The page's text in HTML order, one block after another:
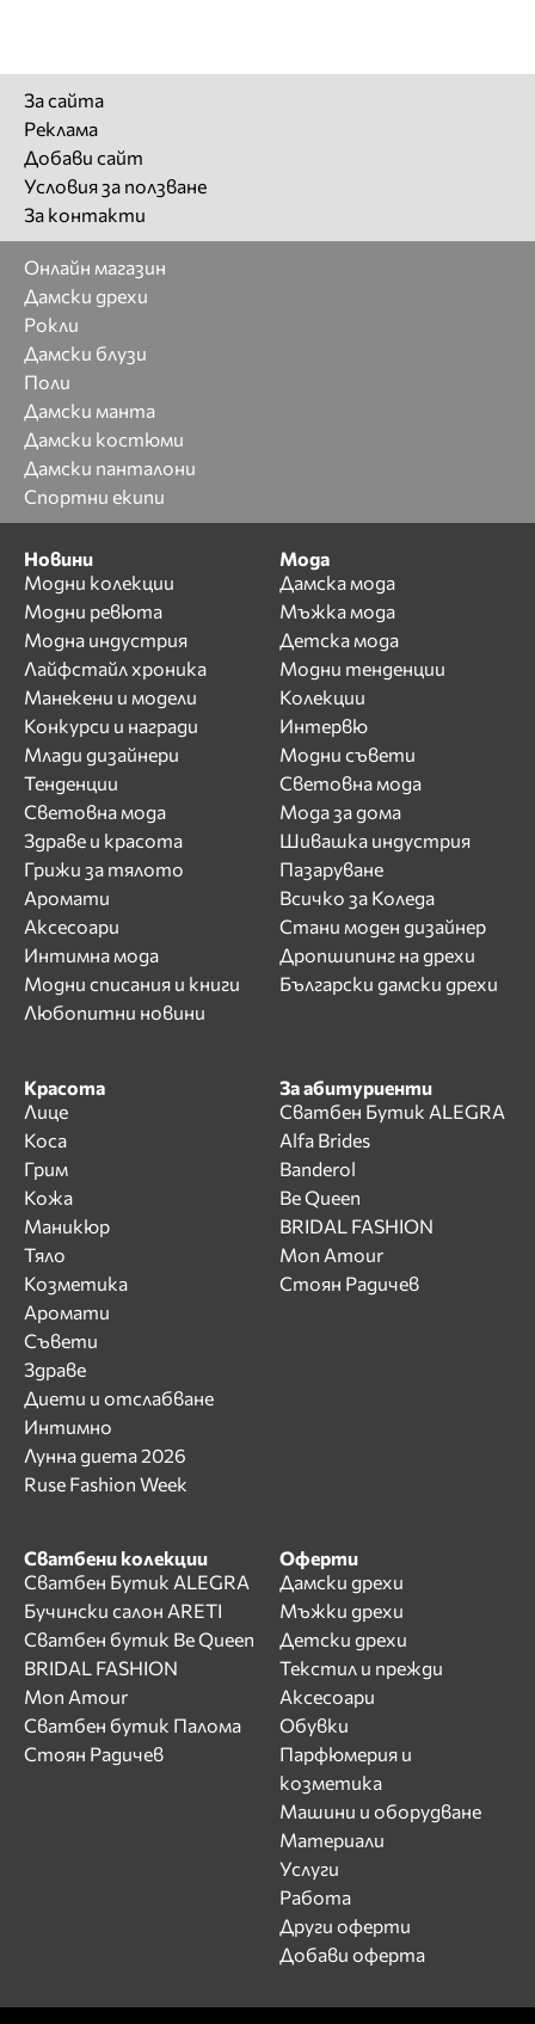
За сайта
Реклама
Добави сайт
Условия за ползване
За контакти
Онлайн магазин
Дамски дрехи
Рокли
Дамски блузи
Поли
Дамски манта
Дамски костюми
Дамски панталони
Спортни екипи
Новини
Модни колекции
Модни ревюта
Модна индустрия
Лайфстайл хроника
Манекени и модели
Конкурси и награди
Млади дизайнери
Тенденции
Световна мода
Здраве и красота
Грижи за тялото
Аромати
Аксесоари
Интимна мода
Модни списания и книги
Любопитни новини
Мода
Дамска мода
Мъжка мода
Детска мода
Модни тенденции
Колекции
Интервю
Модни съвети
Световна мода
Мода за дома
Шивашка индустрия
Пазаруване
Всичко за Коледа
Стани моден дизайнер
Дропшипинг на дрехи
Български дамски дрехи
Красота
Лице
Коса
Грим
Кожа
Маникюр
Тяло
Козметика
Аромати
Съвети
Здраве
Диети и отслабване
Интимно
Лунна диета 2026
Ruse Fashion Week
За абитуриенти
Сватбен Бутик ALEGRA
Alfa Brides
Banderol
Be Queen
BRIDAL FASHION
Mon Amour
Стоян Радичев
Сватбени колекции
Сватбен Бутик ALEGRA
Бучински салон ARETI
Сватбен бутик Be Queen
BRIDAL FASHION
Mon Amour
Сватбен бутик Палома
Стоян Радичев
Оферти
Дамски дрехи
Мъжки дрехи
Детски дрехи
Текстил и прежди
Аксесоари
Обувки
Парфюмерия и
козметика
Машини и оборудване
Материали
Услуги
Работа
Други оферти
Добави оферта